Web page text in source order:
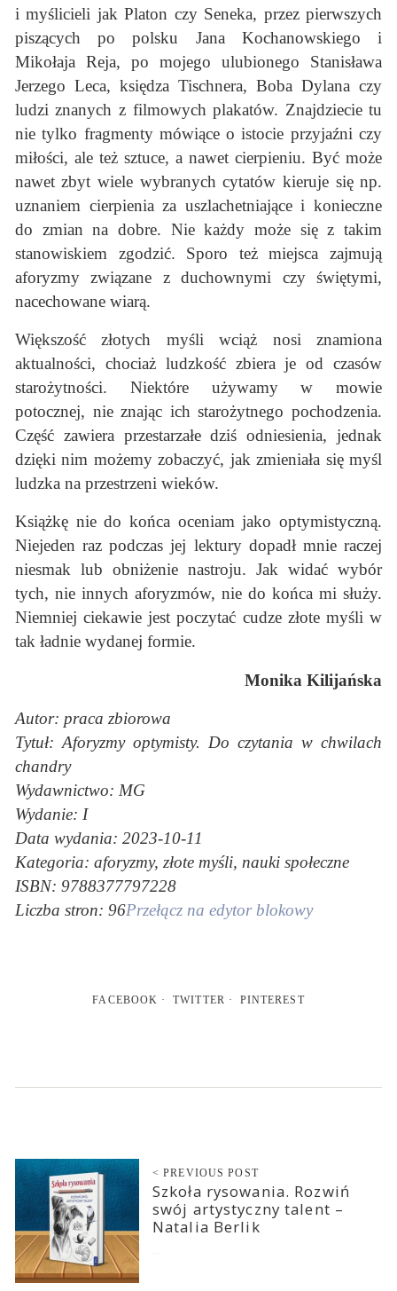
i myślicieli jak Platon czy Seneka, przez pierwszych
piszących po polsku Jana Kochanowskiego i
Mikołaja Reja, po mojego ulubionego Stanisława
Jerzego Leca, księdza Tischnera, Boba Dylana czy
ludzi znanych z filmowych plakatów. Znajdziecie tu
nie tylko fragmenty mówiące o istocie przyjaźni czy
miłości, ale też sztuce, a nawet cierpieniu. Być może
nawet zbyt wiele wybranych cytatów kieruje się np.
uznaniem cierpienia za uszlachetniające i konieczne
do zmian na dobre. Nie każdy może się z takim
stanowiskiem zgodzić. Sporo też miejsca zajmują
aforyzmy związane z duchownymi czy świętymi,
nacechowane wiarą.
Większość złotych myśli wciąż nosi znamiona
aktualności, chociaż ludzkość zbiera je od czasów
starożytności. Niektóre używamy w mowie
potocznej, nie znając ich starożytnego pochodzenia.
Część zawiera przestarzałe dziś odniesienia, jednak
dzięki nim możemy zobaczyć, jak zmieniała się myśl
ludzka na przestrzeni wieków.
Książkę nie do końca oceniam jako optymistyczną.
Niejeden raz podczas jej lektury dopadł mnie raczej
niesmak lub obniżenie nastroju. Jak widać wybór
tych, nie innych aforyzmów, nie do końca mi służy.
Niemniej ciekawie jest poczytać cudze złote myśli w
tak ładnie wydanej formie.
Monika Kilijańska
Autor: praca zbiorowa
Tytuł: Aforyzmy optymisty. Do czytania w chwilach
chandry
Wydawnictwo: MG
Wydanie: I
Data wydania: 2023-10-11
Kategoria: aforyzmy, złote myśli, nauki społeczne
ISBN: 9788377797228
Liczba stron: 96Przełącz na edytor blokowy
FACEBOOK TWITTER PINTEREST
< PREVIOUS POST
Szkoła rysowania. Rozwiń
swój artystyczny talent –
Natalia Berlik